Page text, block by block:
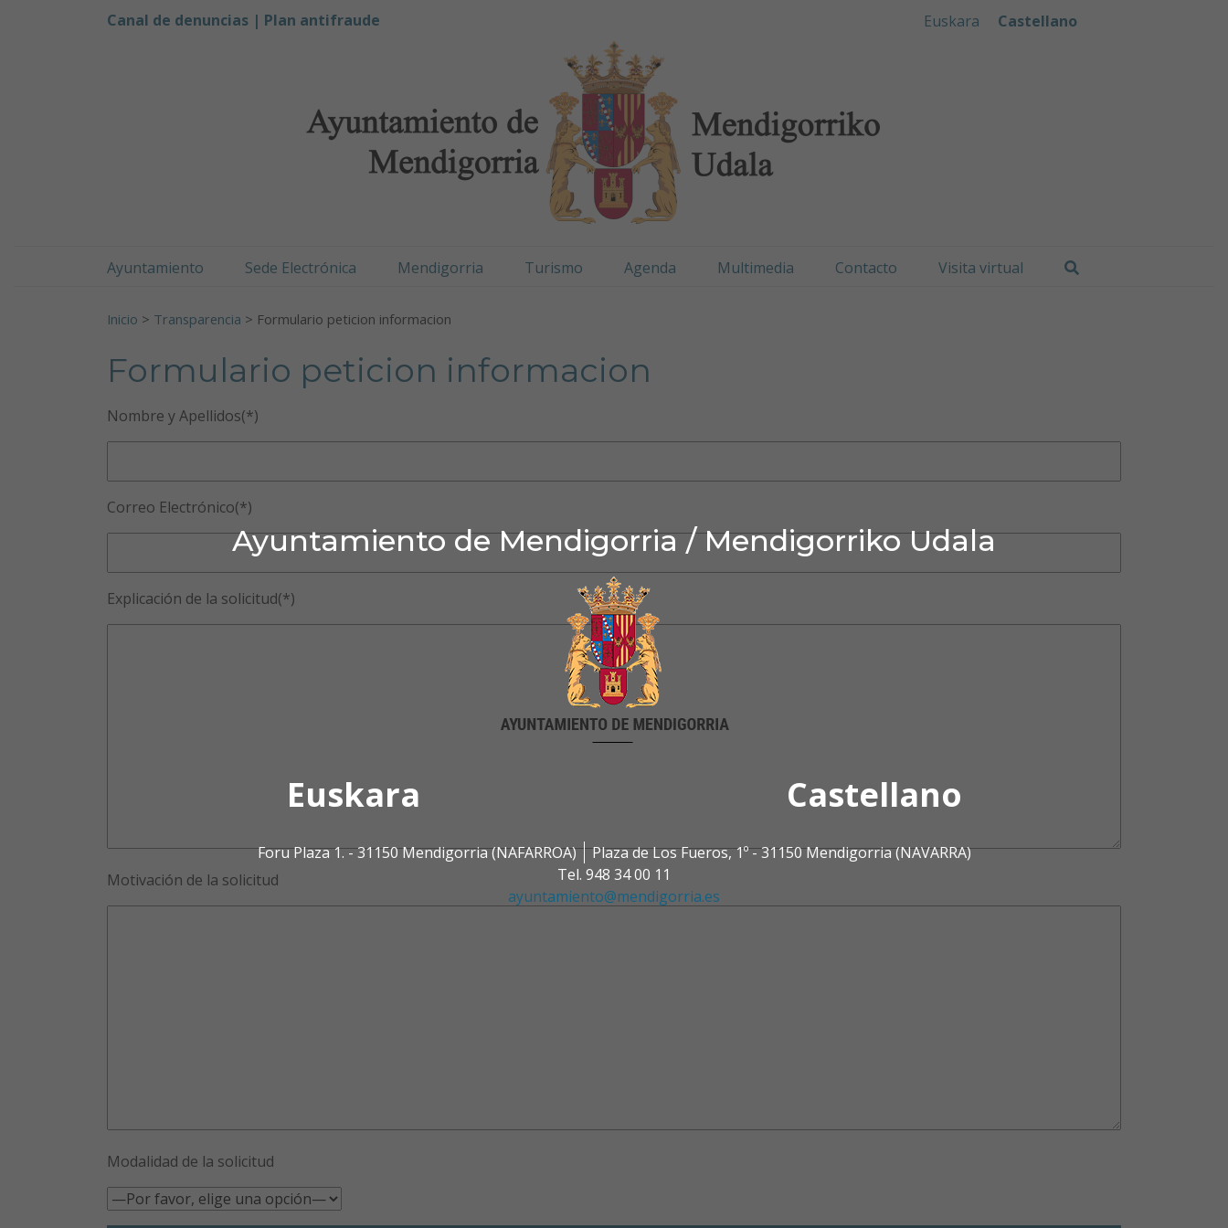
Ayuntamiento de Mendigorria / Mendigorriko Udala
Euskara Castellano
Foru Plaza 1. - 31150 Mendigorria (NAFARROA)
Plaza de Los Fueros, 1º - 31150 Mendigorria (NAVARRA)
Tel. 948 34 00 11
ayuntamiento@mendigorria.es
Ayuntamiento de Mendigorria / Mendigorriko Udala
Canal de denuncias | Plan antifraude Euskara Castellano
Ayuntamiento Sede Electrónica Mendigorria Turismo Agenda Multimedia Contacto Visita virtual
Inicio > Transparencia > Formulario peticion informacion
Formulario peticion informacion
Nombre y Apellidos(*)
Correo Electrónico(*)
Explicación de la solicitud(*)
Motivación de la solicitud
Modalidad de la solicitud